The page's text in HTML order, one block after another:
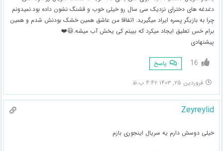
دغدغه های دخترای نزدیک سی سال رو خیلی خوب و قشنگ نشون داده بود.نمیدونم
چرا به بازیگر پسره ایراد میگیرید. اتفاقا من عاشق همین خشک بودنش شدم و همین
برام خس تعلیق ایجاد میکرد که ببینم کی یخش آب میشه.😃❤️
پیشنهادی
16 پاسخ
فروردین ۲۵, ۱۴۰۳ ۴:۴۲ ب.ظ
Zeyreylid
خیلی دوسش دارم یه سریال اینجوری بازم